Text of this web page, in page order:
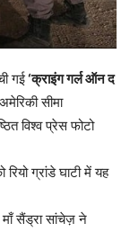
गई‘क्राइंग गर्ल ऑन द
सीमा
विश्व प्रेस फोटो
ग्रांडे घाटी में यह
सैंड्रा सांचेज़ ने